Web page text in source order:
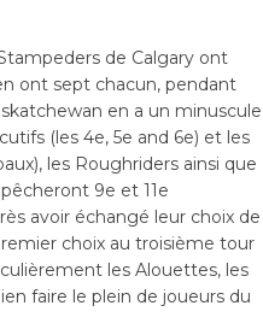
de Calgary ont
ont sept chacun, pendant
en a un minuscule
(les 4e, 5e and 6e) et les
les Roughriders ainsi que
9e et 11e
avoir échangé leur choix de
choix au troisième tour
les Alouettes, les
faire le plein de joueurs du